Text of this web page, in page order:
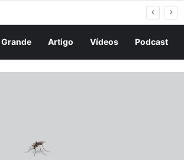
a mulher em Campo Grande
Artigo Vídeos Podcast